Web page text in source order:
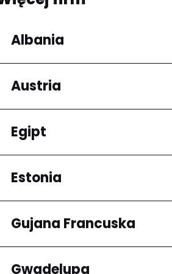
Albania
Regiony
Qarku i Tiranës
Austria
Regiony
Niederösterreich
Egipt
Regiony
Kair
Estonia
Regiony
Harju maakond
Gujana Francuska
Regiony
Gwadelupa